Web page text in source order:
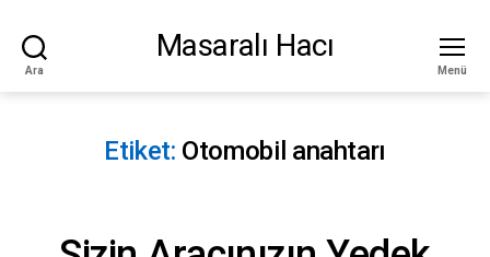
Ara
Masaralı Hacı
Menü
Etiket: Otomobil anahtarı